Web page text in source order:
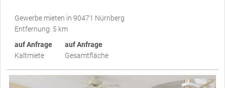
Gewerbe mieten in 90471 Nürnberg
Entfernung: 5 km
auf Anfrage
Kaltmiete
auf Anfrage
Gesamtfläche